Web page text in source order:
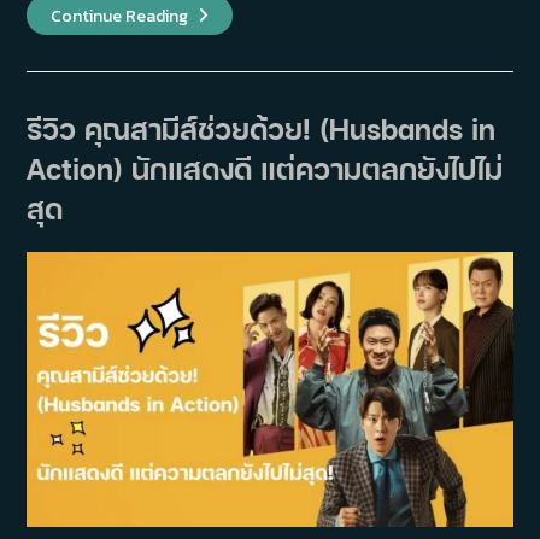
Continue Readingรีวิว
Teach
A
รีส์
ที่
ชม
รอ
สะใจ
ข้อคิด
และ
ความ
ประทับ
ใจ
ลึก
ซึ้ง
รีวิว คุณสามีส์ช่วยด้วย! (Husbands in
Action) นักแสดงดี แต่ความตลกยังไปไม่
สุด